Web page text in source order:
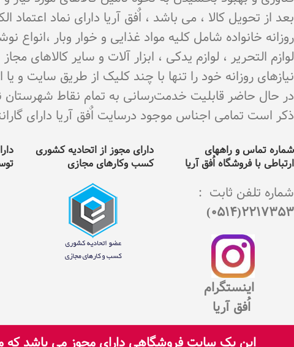
این یک سایت فروشگاهی دارای مجوز می باشد که
بعد از تحویل کالا ، می باشد ، اٌفق آریا دارای نماد
روزانه خانواده شامل کلیه مواد غذایی و خوار وبار
لوازم التحریر ، لوازم یدکی ، ابزار آلات و سایر
نیازهای روزانه خود را تنها با چند کلیک از طریق سایت و
در حال حاضر قابلیت خدمت‌رسانی به تمام نقاط شهرستان
ذکر است تمامی اجناس موجود درسایت اٌفق آریا دارای
شماره تماس و راههای
ارتباطی با فروشگاه اُفق آریا
شماره تلفن ثابت :
2217353(0514)
اینستگرام
اُفق آریا
دارای مجوز از اتحادیه کشوری
کسب وکارهای مجازی